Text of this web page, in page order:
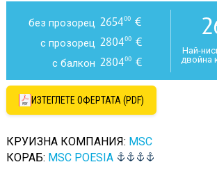
без прозорец 265400€
с прозорец 280400€
с балкон 280400€
Най-
двойна
ИЗТЕГЛЕТЕ ОФЕРТАТА (PDF)
КРУИЗНА КОМПАНИЯ: MSC
КОРАБ: MSC POESIA